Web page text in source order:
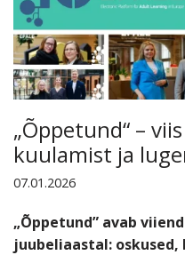
„Õppetund“ –
kuulamist ja
07.01.2026
„Õppetund” avab
juubeliaastal: oskused,